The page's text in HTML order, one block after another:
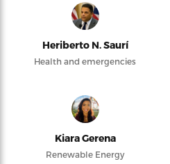
Heriberto N. Saurí
Health and emergencies
Kiara Gerena
Renewable Energy